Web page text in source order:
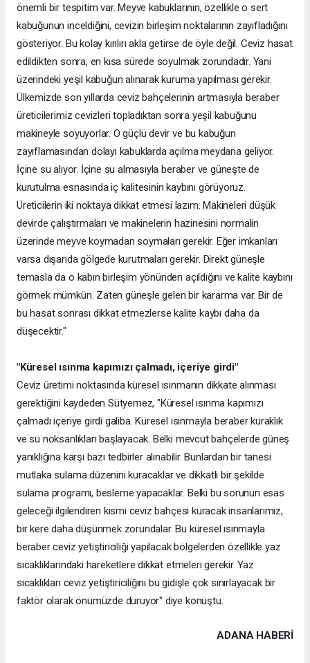
önemli bir tespitim var. Meyve kabuklarının, özellikle o sert
kabuğunun inceldiğini, cevizin birleşim noktalarının zayıfladığını
gösteriyor. Bu kolay kırılırı akla getirse de öyle değil. Ceviz hasat
edildikten sonra, en kısa sürede soyulmak zorundadır. Yani
üzerindeki yeşil kabuğun alınarak kuruma yapılması gerekir.
Ülkemizde son yıllarda ceviz bahçelerinin artmasıyla beraber
üreticilerimiz cevizleri topladıktan sonra yeşil kabuğunu
makineyle soyuyorlar. O güçlü devir ve bu kabuğun
zayıflamasından dolayı kabuklarda açılma meydana geliyor.
İçine su alıyor. İçine su almasıyla beraber ve güneşte de
kurutulma esnasında iç kalitesinin kaybını görüyoruz.
Üreticilerin iki noktaya dikkat etmesi lazım. Makineleri düşük
devirde çalıştırmaları ve makinelerin hazinesini normalin
üzerinde meyve koymadan soymaları gerekir. Eğer imkanları
varsa dışarıda gölgede kurutmaları gerekir. Direkt güneşle
temasla da o kabın birleşim yönünden açıldığını ve kalite kaybını
görmek mümkün. Zaten güneşle gelen bir kararma var. Bir de
bu hasat sonrası dikkat etmezlerse kalite kaybı daha da
düşecektir."
"Küresel ısınma kapımızı çalmadı, içeriye girdi"
Ceviz üretimi noktasında küresel ısınmanın dikkate alınması
gerektiğini kaydeden Sütyemez, "Küresel ısınma kapımızı
çalmadı içeriye girdi galiba. Küresel ısınmayla beraber kuraklık
ve su noksanlıkları başlayacak. Belki mevcut bahçelerde güneş
yanıklığına karşı bazı tedbirler alınabilir. Bunlardan bir tanesi
mutlaka sulama düzenini kuracaklar ve dikkatli bir şekilde
sulama programı, besleme yapacaklar. Belki bu sorunun esas
geleceği ilgilendiren kısmı ceviz bahçesi kuracak insanlarımız,
bir kere daha düşünmek zorundalar. Bu küresel ısınmayla
beraber ceviz yetiştiriciliği yapılacak bölgelerden özellikle yaz
sıcaklıklarındaki hareketlere dikkat etmeleri gerekir. Yaz
sıcaklıkları ceviz yetiştiriciliğini bu gidişle çok sınırlayacak bir
faktör olarak önümüzde duruyor" diye konuştu.
ADANA HABERİ